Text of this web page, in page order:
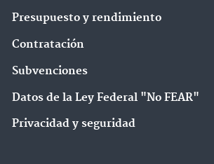
Presupuesto y rendimiento
Contratación
Subvenciones
Datos de la Ley Federal "No FEAR"
Privacidad y seguridad